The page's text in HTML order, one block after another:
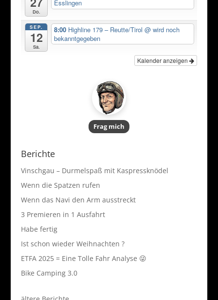
Do.
Esslingen
SEP.
12
Sa.
8:00 Highline 179 – Reutte/Tirol@ wird noch
bekanntgegeben
Kalender anzeigen
Frag mich
Berichte
Vinschgau – Durmelspaß mit Kaspressknödel
Wenn die Spatzen rufen
Wenn das Navi den Arm ausstreckt
3 Premieren in 1 Ausfahrt
Habe fertig
Ist schon wieder Weihnachten ?
ETFA 2025 = Eine Tolle Fahr Analyse 😜
Bike Camping 3.0